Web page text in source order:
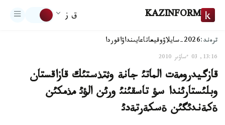
KAZINFORM ق ز
ترەند:2026-سايلاۋ وقيعاتاعايىنداۋاقوردا
13:16, 03 ءساۋىر 2010
قازگيدرومةت الماتئ جانة وثتذستئك قازاقستان
وبلئستارئندا سؤ تاسقئنئ ورئن الؤئ مذمكئن
ةكةندئگئن ةسكةرتةدئ